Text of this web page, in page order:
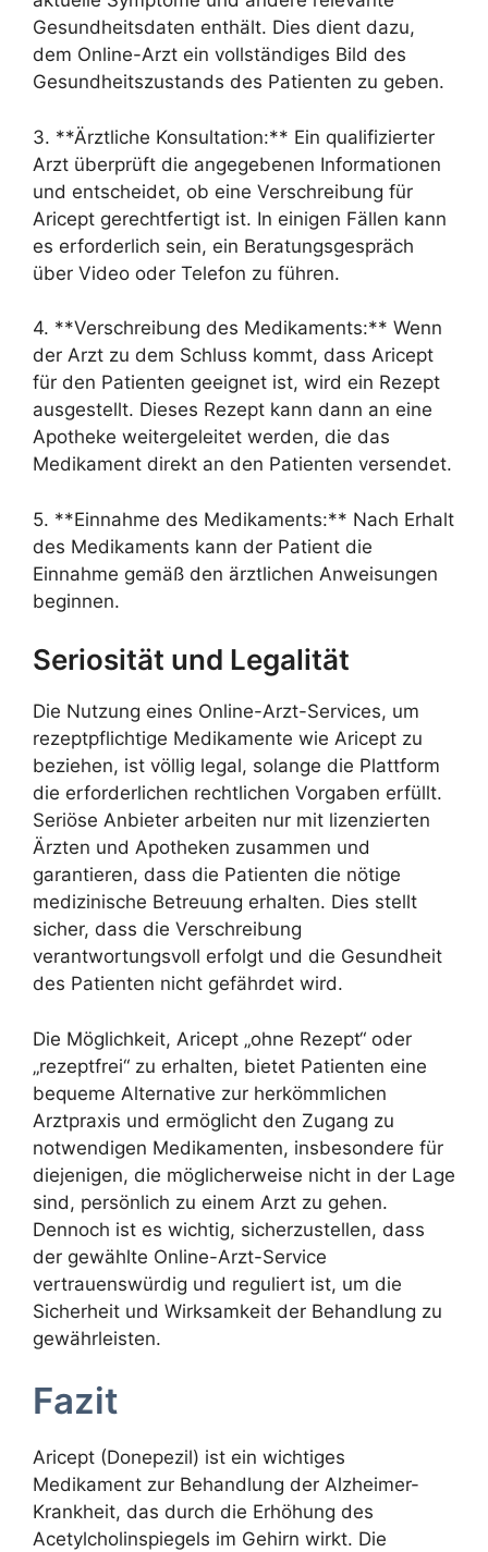
Gesundheitsdaten enthält. Dies dient dazu,
dem Online-Arzt ein vollständiges Bild des
Gesundheitszustands des Patienten zu geben.
3. **Ärztliche Konsultation:** Ein qualifizierter
Arzt überprüft die angegebenen Informationen
und entscheidet, ob eine Verschreibung für
Aricept gerechtfertigt ist. In einigen Fällen kann
es erforderlich sein, ein Beratungsgespräch
über Video oder Telefon zu führen.
4. **Verschreibung des Medikaments:** Wenn
der Arzt zu dem Schluss kommt, dass Aricept
für den Patienten geeignet ist, wird ein Rezept
ausgestellt. Dieses Rezept kann dann an eine
Apotheke weitergeleitet werden, die das
Medikament direkt an den Patienten versendet.
5. **Einnahme des Medikaments:** Nach Erhalt
des Medikaments kann der Patient die
Einnahme gemäß den ärztlichen Anweisungen
beginnen.
Seriosität und Legalität
Die Nutzung eines Online-Arzt-Services, um
rezeptpflichtige Medikamente wie Aricept zu
beziehen, ist völlig legal, solange die Plattform
die erforderlichen rechtlichen Vorgaben erfüllt.
Seriöse Anbieter arbeiten nur mit lizenzierten
Ärzten und Apotheken zusammen und
garantieren, dass die Patienten die nötige
medizinische Betreuung erhalten. Dies stellt
sicher, dass die Verschreibung
verantwortungsvoll erfolgt und die Gesundheit
des Patienten nicht gefährdet wird.
Die Möglichkeit, Aricept „ohne Rezept“ oder
„rezeptfrei“ zu erhalten, bietet Patienten eine
bequeme Alternative zur herkömmlichen
Arztpraxis und ermöglicht den Zugang zu
notwendigen Medikamenten, insbesondere für
diejenigen, die möglicherweise nicht in der Lage
sind, persönlich zu einem Arzt zu gehen.
Dennoch ist es wichtig, sicherzustellen, dass
der gewählte Online-Arzt-Service
vertrauenswürdig und reguliert ist, um die
Sicherheit und Wirksamkeit der Behandlung zu
gewährleisten.
Fazit
Aricept (Donepezil) ist ein wichtiges
Medikament zur Behandlung der Alzheimer-
Krankheit, das durch die Erhöhung des
Acetylcholinspiegels im Gehirn wirkt. Die